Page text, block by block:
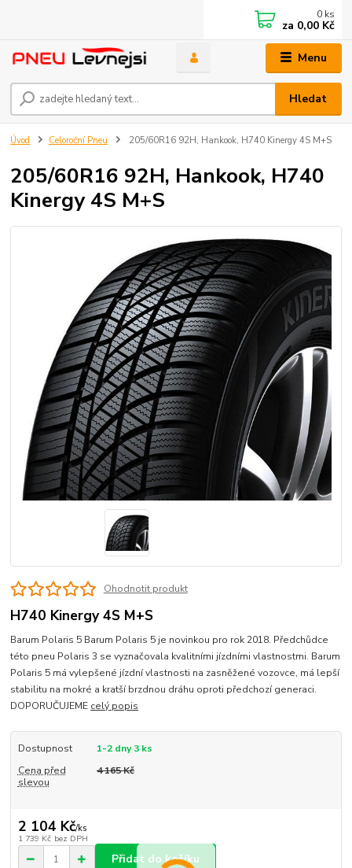
Menu
Hledat
0 ks
za 0,00 Kč
Úvod Celoroční Pneu 205/60R16 92H, Hankook, H740 Kinergy 4S M+S
205/60R16 92H, Hankook, H740
Kinergy 4S M+S
Ohodnotit produkt
H740 Kinergy 4S M+S
Barum Polaris 5 Barum Polaris 5 je novinkou pro rok 2018. Předchůdce
této pneu Polaris 3 se vyznačovala kvalitními jízdními vlastnostmi. Barum
Polaris 5 má vylepšené jízdní vlastnosti na zasněžené vozovce, má lepší
stabilitu na mokré a kratší brzdnou dráhu oproti předchozí generaci.
DOPORUČUJEME celý popis
Dostupnost
1-2 dny 3 ks
Cena před
slevou
4 165 Kč
2 104 Kč/ks
1 739 Kč bez DPH
Přidat do košíku